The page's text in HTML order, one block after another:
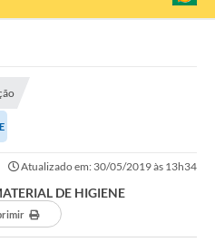
Atualizado em: 30/05/2019 às 13h34
DE HIGIENE